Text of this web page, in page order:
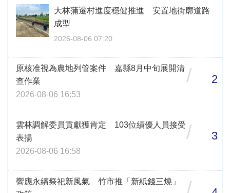
大林蒲遷村進度穩健推進 安置地街廓道路
成型
2026-08-06 07:20
原核准視為農地列管案件 嘉縣8月中旬展開清
查作業
2026-08-06 16:53
/ 2
雲林調解委員貢獻獲肯定 103位績優人員接受
表揚
2026-08-06 16:58
/ 3
響應永續祭祀新風氣 竹市推「新紙錢三燒」